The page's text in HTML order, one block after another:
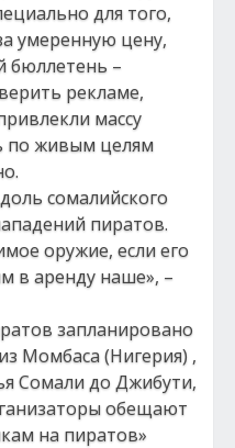
для того,
умеренную цену,
бюллетень –
рекламе,
массу
по живым целям
сомалийского
пиратов.
оружие, если его
в аренду наше», –
запланировано
Момбаса (Нигерия) ,
Сомали до Джибути,
обещают
на пиратов»